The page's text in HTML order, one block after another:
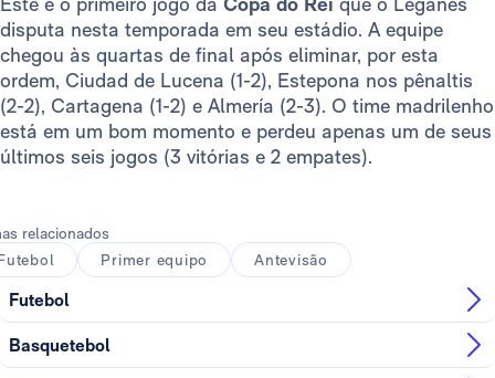
disputa nesta temporada em seu estádio. A equipe
chegou às quartas de final após eliminar, por esta
ordem, Ciudad de Lucena (1-2), Estepona nos pênaltis
(2-2), Cartagena (1-2) e Almería (2-3). O time madrilenho
está em um bom momento e perdeu apenas um de seus
últimos seis jogos (3 vitórias e 2 empates).
relacionados
Primer equipo Antevisão
Futebol
Basquetebol